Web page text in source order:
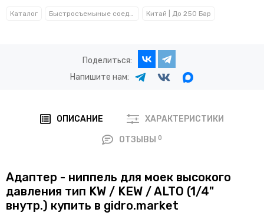
Каталог Быстросъемыные соединения, ниппели, переходники Китай | До 250 Бар
Поделиться:
Напишите нам:
ОПИСАНИЕ ХАРАКТЕРИСТИКИ
ОТЗЫВЫ 0
Адаптер - ниппель для моек высокого
давления тип KW / KEW / ALTO (1/4"
внутр.) купить в gidro.market